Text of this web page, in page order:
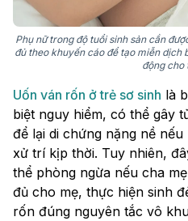
Phụ nữ trong độ tuổi sinh sản cần
đủ theo khuyến cáo để tạo miễn dịch
động cho
Uốn ván rốn ở trẻ sơ sinh là
biệt nguy hiểm, có thể gây
để lại di chứng nặng nề
xử trí kịp thời. Tuy nhiên,
thể phòng ngừa nếu cha
đủ cho mẹ, thực hiện sinh
rốn đúng nguyên tắc vô